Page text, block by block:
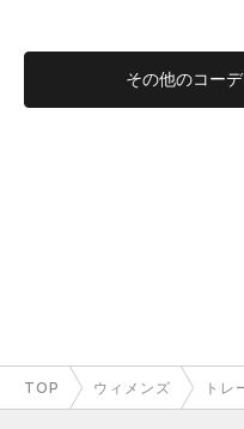
ソックス買い替えのタイ
ー）のMサイズを購入しま
●アーチサポート
中足部に編地変化を加え、
その他のコー
TOP ウィメンズ トレ